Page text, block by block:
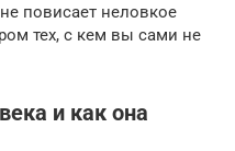
повисает неловкое
тех, с кем вы сами не
и как она